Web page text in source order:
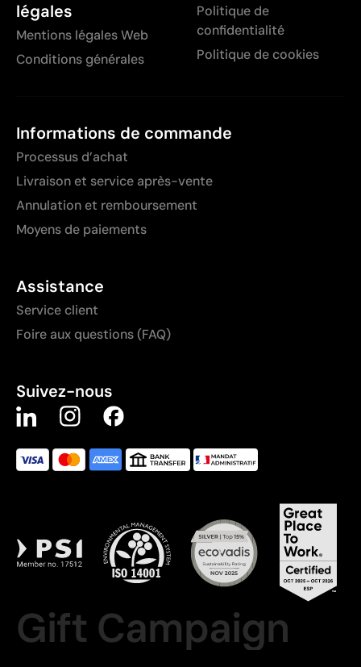
légales
Mentions légales Web
Conditions générales
Politique de
confidentialité
Politique de cookies
Informations de commande
Processus d’achat
Livraison et service après-vente
Annulation et remboursement
Moyens de paiements
Assistance
Service client
Foire aux questions (FAQ)
Suivez-nous
Gift Campaign